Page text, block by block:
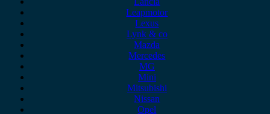
Leapmotor
Lexus
Lynk & co
Mazda
Mercedes
MG
Mini
Mitsubishi
Nissan
Opel